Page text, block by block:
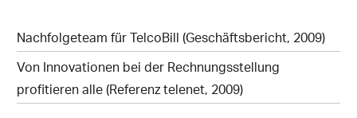
Nachfolgeteam für TelcoBill (Geschäftsbericht, 2009)
Von Innovationen bei der Rechnungsstellung
profitieren alle (Referenz telenet, 2009)